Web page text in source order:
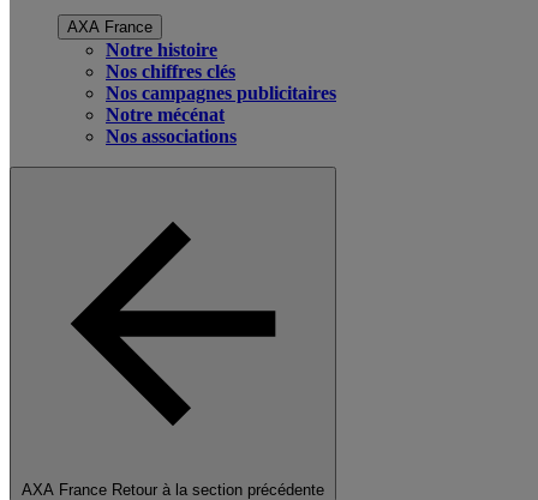
AXA France
Notre histoire
Nos chiffres clés
Nos campagnes publicitaires
Notre mécénat
Nos associations
AXA France Retour à la section précédente